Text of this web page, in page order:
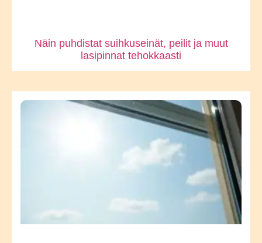
Näin puhdistat suihkuseinät, peilit ja muut
lasipinnat tehokkaasti